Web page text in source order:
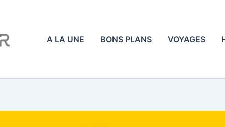
A LA UNE BONS PLANS VOYAGES